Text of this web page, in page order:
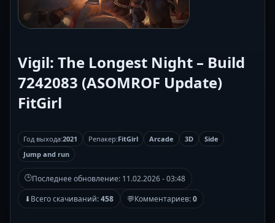
Vigil: The Longest Night – Build
7242083 (ASOMROF Update)
FitGirl
Год выхода:2021 Репакер:FitGirl Arcade 3D
Side
Jump and run
🕒Последнее обновление: 11.02.2026 - 03:48
⬇Всего скачиваний:458 💬Комментариев:0